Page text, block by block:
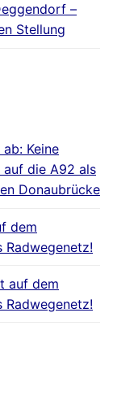
–
Stellung
Keine
die A92 als
Donaubrücke
dem
Radwegenetz!
auf dem
Radwegenetz!